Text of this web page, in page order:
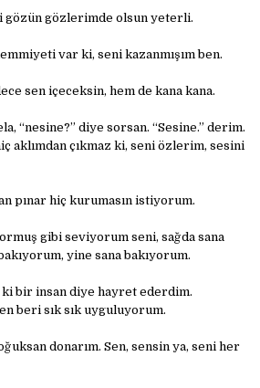
gözün gözlerimde olsun yeterli.
var ki, seni kazanmışım ben.
sen içeceksin, hem de kana kana.
“nesine?” diye sorsan. “Sesine.” derim.
aklımdan çıkmaz ki, seni özlerim, sesini
pınar hiç kurumasın istiyorum.
gibi seviyorum seni, sağda sana
yine sana bakıyorum.
bir insan diye hayret ederdim.
beri sık sık uyguluyorum.
donarım. Sen, sensin ya, seni her